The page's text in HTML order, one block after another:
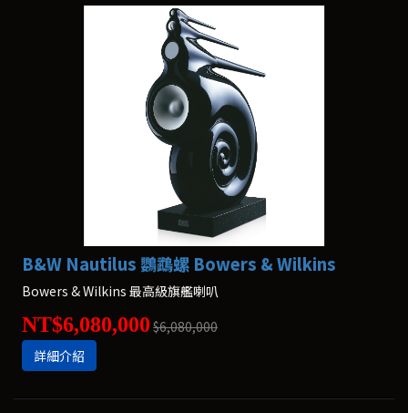
B&W Nautilus 鸚鵡螺 Bowers & Wilkins
Bowers & Wilkins 最高級旗艦喇叭
NT$6,080,000 $6,080,000
詳細介紹